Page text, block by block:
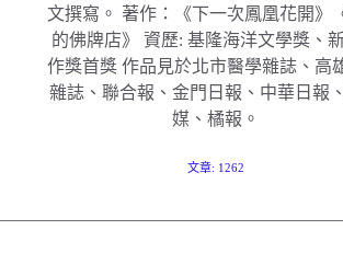
文撰寫。 著作：《下一次鳳凰花開》
的佛牌店》 資歷: 基隆海洋文學獎、
作獎首獎 作品見於北市醫學雜誌、高
雜誌、聯合報、金門日報、中華日報
媒、橘報。
文章: 1262